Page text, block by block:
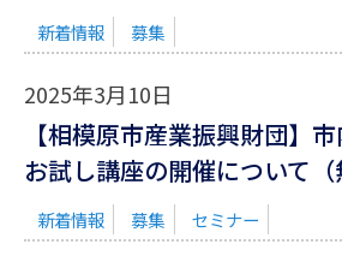
新着情報 募集
2025年3月10日
【相模原市産業振興財団】
お試し講座の開催について（
新着情報 募集 セミナー